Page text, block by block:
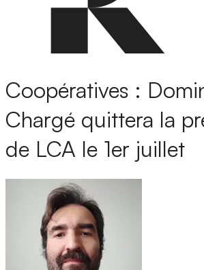
Coopératives :
Chargé quittera la
de LCA le 1er juillet